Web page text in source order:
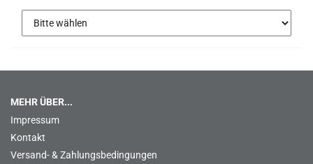
MEHR ÜBER...
Impressum
Kontakt
Versand- & Zahlungsbedingungen